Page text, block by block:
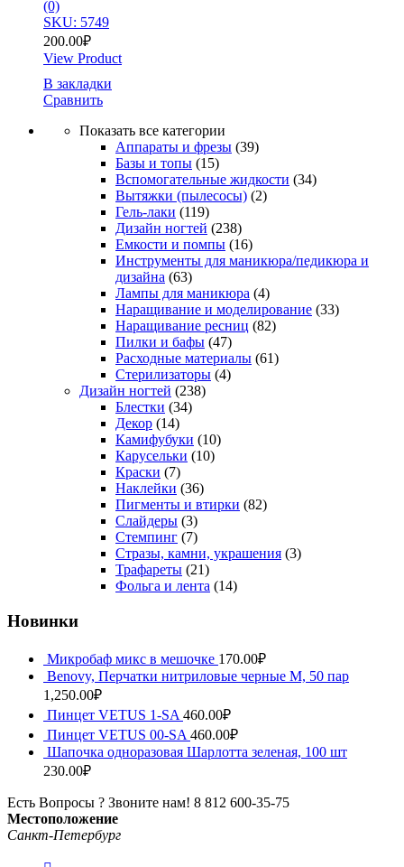
(0)
SKU: 5749
200.00₽
View Product
В закладки
Сравнить
Показать все категории
Аппараты и фрезы (39)
Базы и топы (15)
Вспомогательные жидкости (34)
Вытяжки (пылесосы) (2)
Гель-лаки (119)
Дизайн ногтей (238)
Емкости и помпы (16)
Инструменты для маникюра/педикюра и
дизайна (63)
Лампы для маникюра (4)
Наращивание и моделирование (33)
Наращивание ресниц (82)
Пилки и бафы (47)
Расходные материалы (61)
Стерилизаторы (4)
Дизайн ногтей (238)
Блестки (34)
Декор (14)
Камифубуки (10)
Карусельки (10)
Краски (7)
Наклейки (36)
Пигменты и втирки (82)
Слайдеры (3)
Стемпинг (7)
Стразы, камни, украшения (3)
Трафареты (21)
Фольга и лента (14)
Новинки
Микробаф микс в мешочке 170.00₽
Benovy, Перчатки нитриловые черные M, 50 пар
1,250.00₽
Пинцет VETUS 1-SA 460.00₽
Пинцет VETUS 00-SA 460.00₽
Шапочка одноразовая Шарлотта зеленая, 100 шт
230.00₽
Есть Вопросы ? Звоните нам! 8 812 600-35-75
Местоположение
Санкт-Петербург